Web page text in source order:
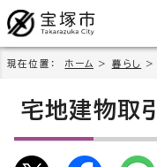
現在位置： ホーム > 暮らし >
宅地建物取